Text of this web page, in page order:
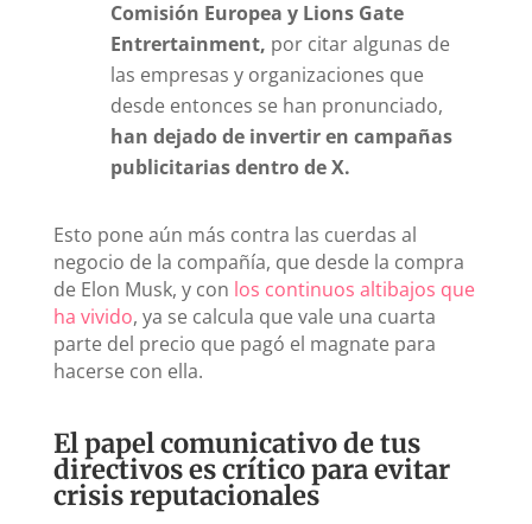
Comisión Europea y Lions Gate
Entrertainment, por citar algunas de
las empresas y organizaciones que
desde entonces se han pronunciado,
han dejado de invertir en campañas
publicitarias dentro de X.
Esto pone aún más contra las cuerdas al
negocio de la compañía, que desde la compra
de Elon Musk, y con los continuos altibajos que
ha vivido, ya se calcula que vale una cuarta
parte del precio que pagó el magnate para
hacerse con ella.
El papel comunicativo de tus
directivos es crítico para evitar
crisis reputacionales